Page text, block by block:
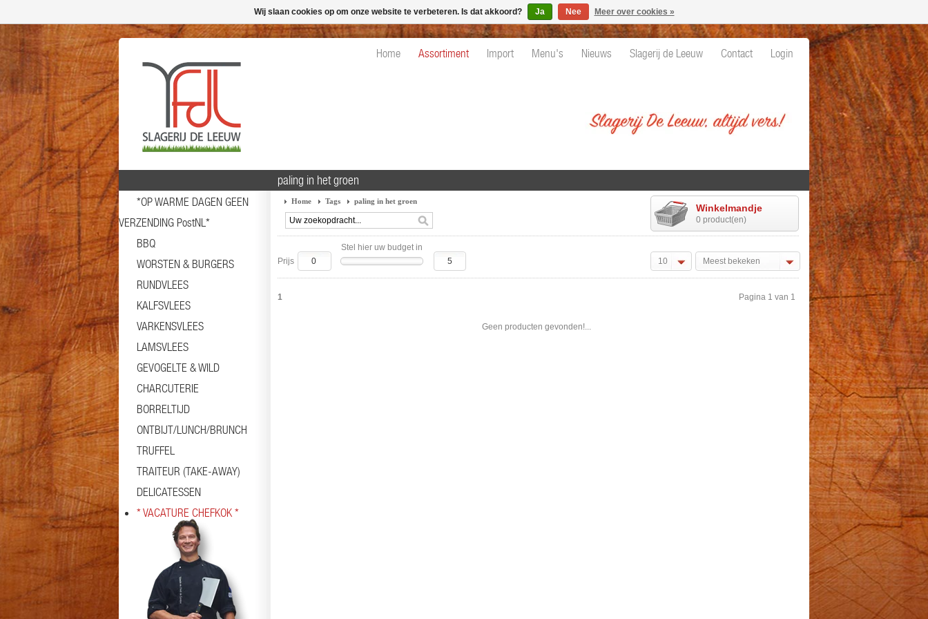
Home Assortiment Import Menu's Nieuws Slagerij de Leeuw Contact Login
*OP WARME DAGEN GEEN
VERZENDING PostNL*
BBQ
WORSTEN & BURGERS
RUNDVLEES
KALFSVLEES
VARKENSVLEES
LAMSVLEES
GEVOGELTE & WILD
CHARCUTERIE
BORRELTIJD
ONTBIJT/LUNCH/BRUNCH
TRUFFEL
TRAITEUR (TAKE-AWAY)
DELICATESSEN
* VACATURE CHEFKOK *
paling in het groen
Home Tags paling in het groen
Winkelmandje
0 product(en)
Stel hier uw budget in
Prijs
10 Meest bekeken
Geen producten gevonden!...
1 Pagina 1 van 1
Wij slaan cookies op om onze website te verbeteren. Is dat akkoord? Ja Nee Meer over cookies »